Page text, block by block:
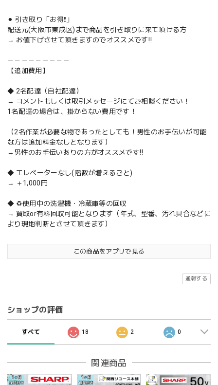
⚫︎ 引き取り「お得❗️」
配送元(大阪市東成区)まで商品を引き取りに来て頂ける方
→ お値下げさせて頂きますのでオススメです‼️
－－－－－－－－－
【追加費用】
◆ 2名配達（自社配達）
→ コメントもしくは取引メッセージにてご相談ください！
1名配達の場合は、掛からない費用です！
（2名作業が必要な物であったとしても！男性のお手伝いが可能
な方は追加料金なしとなります）
→男性のお手伝いありの方がオススメです‼️
◆ エレベーターなし(階数が増えるごと)
→ ＋1,000円
◆ ♻️使用中の洗濯機・冷蔵庫等の回収
→ 買取or有料回収可能となります（年式、型番、汚れ具合などに
より現地判断とさせて頂きます）
この商品をアプリで見る
通報する
ショップの評価
すべて 18 2 0
関連商品